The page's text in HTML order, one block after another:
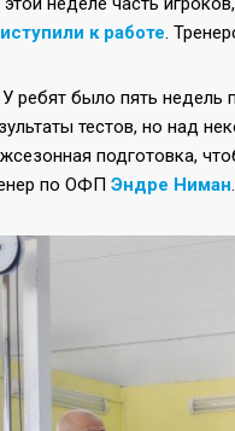
к работе.
ребят было пять недель
тестов, но над
подготовка,
по ОФП Эндре Ниман.